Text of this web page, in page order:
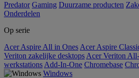
Predator Gaming Duurzame producten
Onderdelen
Op serie
Acer Aspire All in Ones Acer Aspire
Veriton zakelijke desktops Acer Veriton
werkstations Add-In-One Chromebase
Windows